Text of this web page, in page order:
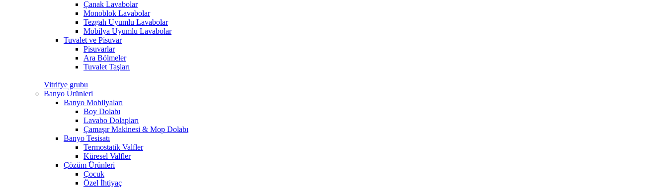
Çanak Lavabolar
Monoblok Lavabolar
Tezgah Uyumlu Lavabolar
Mobilya Uyumlu Lavabolar
Tuvalet ve Pisuvar
Pisuvarlar
Ara Bölmeler
Tuvalet Taşları
Vitrifye grubu
Banyo Ürünleri
Banyo Mobilyaları
Boy Dolabı
Lavabo Dolapları
Çamaşır Makinesi & Mop Dolabı
Banyo Tesisatı
Termostatik Valfler
Küresel Valfler
Çözüm Ürünleri
Çocuk
Özel İhtiyaç